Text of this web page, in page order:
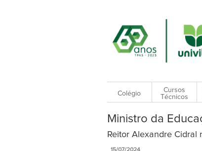
Colégio
Cursos
Técnicos
Ministro da
Reitor Alexandre Cidral